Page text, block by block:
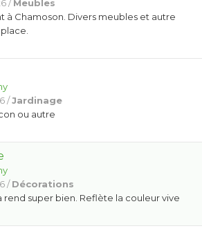
/Meubles
à Chamoson. Divers meubles et autre
/Jardinage
ou autre
/Décorations
super bien. Reflète la couleur vive